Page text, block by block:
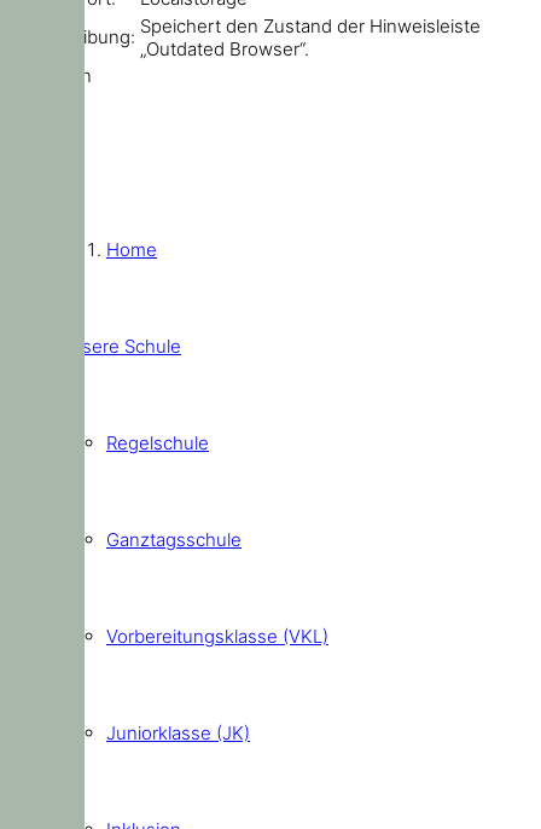
Beschreibung: Speichert den Zustand der Hinweisleiste
„Outdated Browser“.
Schließen
Home
Unsere Schule
Regelschule
Ganztagsschule
Vorbereitungsklasse (VKL)
Juniorklasse (JK)